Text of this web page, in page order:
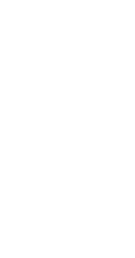
せていただ
ください。
成されるも
了承くださ
器販売店・
お願いしま
ご登録され
共同利用者
ご了承くだ
記載されて
1000ppm以下、
フタル酸ジブチ
、
、
い年数を意
等」とい
手段を講じ
らの製造装
知します。
り引きをい
ン制御